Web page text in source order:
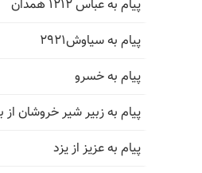
پیام به عباس ۱۲۱۲ همدان
پیام به سیاوش۲۹۲۱
پیام به خسرو
پیام به زبیر شیر خروشان
پیام به عزیز از یزد